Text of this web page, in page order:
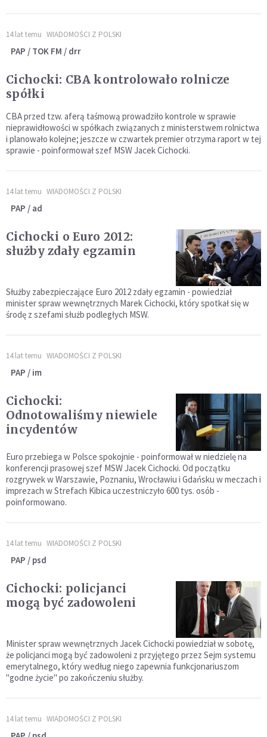
14 lat temu WIADOMOŚCI Z POLSKI
PAP / TOK FM / drr
Cichocki: CBA kontrolowało rolnicze
spółki
CBA przed tzw. aferą taśmową prowadziło kontrole w sprawie
nieprawidłowości w spółkach związanych z ministerstwem rolnictwa
i planowało kolejne; jeszcze w czwartek premier otrzyma raport w tej
sprawie - poinformował szef MSW Jacek Cichocki.
14 lat temu WIADOMOŚCI Z POLSKI
PAP / ad
Cichocki o Euro 2012:
służby zdały egzamin
Służby zabezpieczające Euro 2012 zdały egzamin - powiedział
minister spraw wewnętrznych Marek Cichocki, który spotkał się w
środę z szefami służb podległych MSW.
14 lat temu WIADOMOŚCI Z POLSKI
PAP / im
Cichocki:
Odnotowaliśmy niewiele
incydentów
Euro przebiega w Polsce spokojnie - poinformował w niedzielę na
konferencji prasowej szef MSW Jacek Cichocki. Od początku
rozgrywek w Warszawie, Poznaniu, Wrocławiu i Gdańsku w meczach i
imprezach w Strefach Kibica uczestniczyło 600 tys. osób -
poinformowano.
14 lat temu WIADOMOŚCI Z POLSKI
PAP / psd
Cichocki: policjanci
mogą być zadowoleni
Minister spraw wewnętrznych Jacek Cichocki powiedział w sobotę,
że policjanci mogą być zadowoleni z przyjętego przez Sejm systemu
emerytalnego, który według niego zapewnia funkcjonariuszom
"godne życie" po zakończeniu służby.
14 lat temu WIADOMOŚCI Z POLSKI